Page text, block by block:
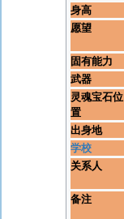
身高
愿望
固有能力
武器
灵魂宝石位
置
出身地
学校
关系人
备注